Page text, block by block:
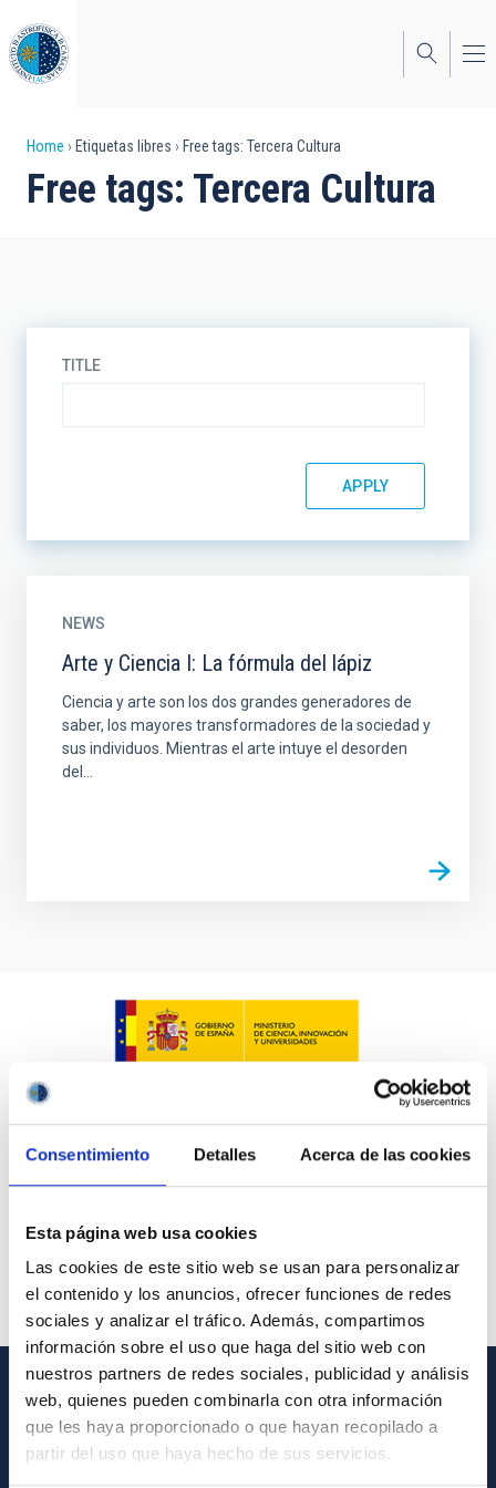
Consentimiento Detalles Acerca de las cookies
Esta página web usa cookies
Las cookies de este sitio web se usan para personalizar
el contenido y los anuncios, ofrecer funciones de redes
sociales y analizar el tráfico. Además, compartimos
información sobre el uso que haga del sitio web con
nuestros partners de redes sociales, publicidad y análisis
web, quienes pueden combinarla con otra información
que les haya proporcionado o que hayan recopilado a
partir del uso que haya hecho de sus servicios.
to
main
content
Breadcrumb
Home Etiquetas libres Free tags: Tercera Cultura
Free tags: Tercera Cultura
TITLE
NEWS
Arte y Ciencia I: La fórmula del lápiz
Ciencia y arte son los dos grandes generadores de
saber, los mayores transformadores de la sociedad y
sus individuos. Mientras el arte intuye el desorden
del...
GENERAL INFORMATION
Contact